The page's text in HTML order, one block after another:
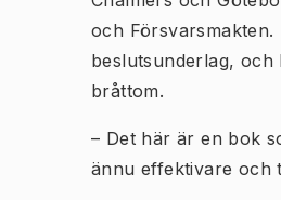
och Försvarsmakten.
beslutsunderlag,
bråttom.
– Det här är en bok
ännu effektivare och